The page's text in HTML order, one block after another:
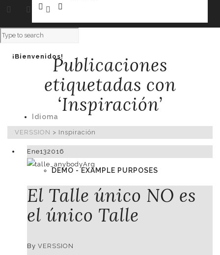
¡Bienvenidos!
Idioma
DEMO - EXAMPLE PURPOSES
German
Publicaciones
etiquetadas con
‘Inspiración’
VERSSION > Inspiración
Ene132016
El Talle único NO es
el único Talle
By VERSSION